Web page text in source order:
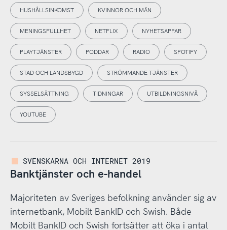
HUSHÅLLSINKOMST KVINNOR OCH MÄN
MENINGSFULLHET NETFLIX NYHETSAPPAR
PLAYTJÄNSTER PODDAR RADIO SPOTIFY
STAD OCH LANDSBYGD STRÖMMANDE TJÄNSTER
SYSSELSÄTTNING TIDNINGAR UTBILDNINGSNIVÅ
YOUTUBE
SVENSKARNA OCH INTERNET 2019
Banktjänster och e-handel
Majoriteten av Sveriges befolkning använder sig av
internetbank, Mobilt BankID och Swish. Både
Mobilt BankID och Swish fortsätter att öka i antal